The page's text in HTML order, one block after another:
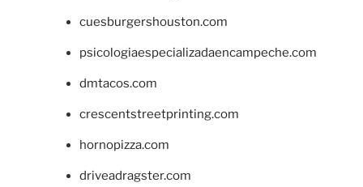
cuesburgershouston.com
psicologiaespecializadaencampeche.com
dmtacos.com
crescentstreetprinting.com
hornopizza.com
driveadragster.com